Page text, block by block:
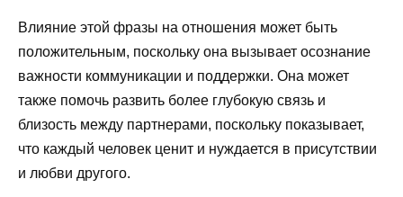
Влияние этой фразы на отношения может быть
положительным, поскольку она вызывает осознание
важности коммуникации и поддержки. Она может
также помочь развить более глубокую связь и
близость между партнерами, поскольку показывает,
что каждый человек ценит и нуждается в присутствии
и любви другого.